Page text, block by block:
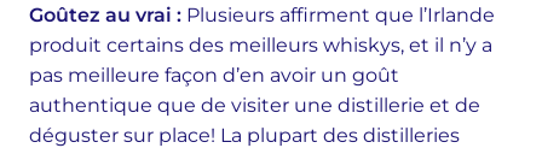
Goûtez au vrai : Plusieurs affirment que l’Irlande
produit certains des meilleurs whiskys, et il n’y a
pas meilleure façon d’en avoir un goût
authentique que de visiter une distillerie et de
déguster sur place! La plupart des distilleries